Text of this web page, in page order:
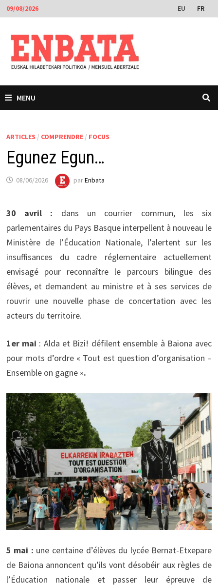
Passer
au
contenu
09/08/2026 EU FR
MENU
ARTICLES / COMPRENDRE/ FOCUS
Egunez Egun…
08/06/2026 parEnbata
30 avril : dans un courrier commun, les six
parlementaires du Pays Basque interpellent à nouveau le
Ministère de l’Éducation Nationale, l’alertent sur les
insuffisances du cadre réglementaire actuellement
envisagé pour reconnaître le parcours bilingue des
élèves, et demandent au ministre et à ses services de
rouvrir une nouvelle phase de concertation avec les
acteurs du territoire.
1er mai : Alda et Bizi! défilent ensemble à Baiona avec
pour mots d’ordre « Tout est question d’organisation –
Ensemble on gagne ».
5 mai : une centaine d’élèves du lycée Bernat-Etxepare
de Baiona annoncent qu’ils vont désobéir aux règles de
l’Éducation nationale et passer leur épreuve de